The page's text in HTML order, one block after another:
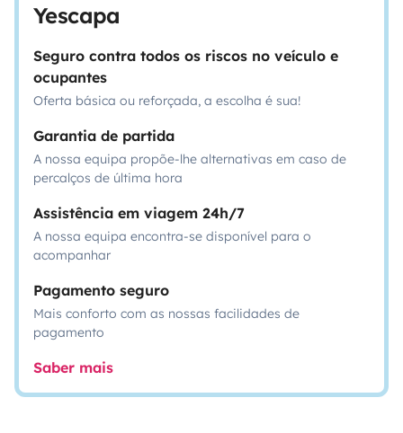
Yescapa
Seguro contra todos os riscos no veículo e
ocupantes
Oferta básica ou reforçada, a escolha é sua!
Garantia de partida
A nossa equipa propõe-lhe alternativas em caso de
percalços de última hora
Assistência em viagem 24h/7
A nossa equipa encontra-se disponível para o
acompanhar
Pagamento seguro
Mais conforto com as nossas facilidades de
pagamento
Saber mais